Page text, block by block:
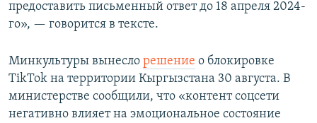
предоставить письменный ответ до 18 апреля 2024-
го», — говорится в тексте.
Минкультуры вынесло решение о блокировке
TikTok на территории Кыргызстана 30 августа. В
министерстве сообщили, что «контент соцсети
негативно влияет на эмоциональное состояние